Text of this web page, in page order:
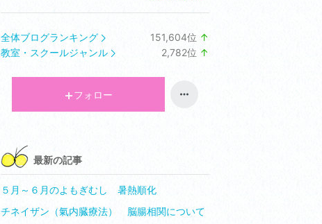
全体ブログランキング 151,604位 ↑
教室・スクールジャンル 2,782位 ↑
フォロー
最新の記事
５月～６月のよもぎむし 暑熱順化
チネイザン（氣内臓療法） 脳腸相関について